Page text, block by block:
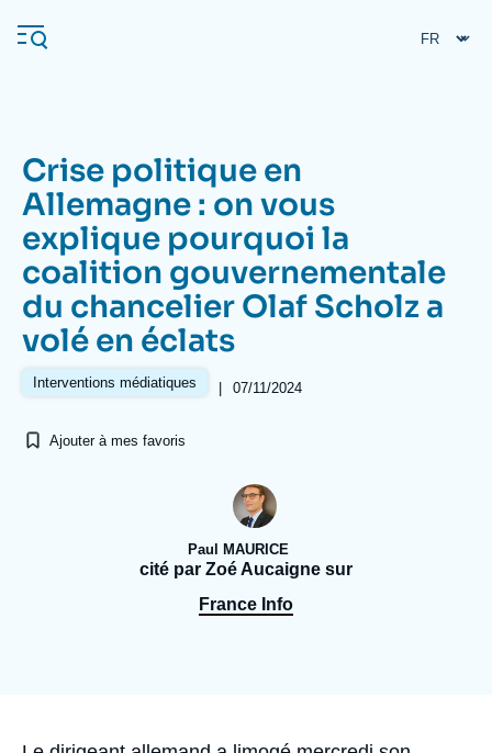
au
contenu
Navigation
principale
L'Ifri
Analyses
Événements
Se connecter
Nous soutenir
À propos de l'Ifri
L'Ifri en bref
Recherches fréquentes
Proche-Orient
Crise politique en
Allemagne : on vous
explique pourquoi la
coalition gouvernementale
du chancelier Olaf Scholz a
volé en éclats
Interventions médiatiques | 07/11/2024
Ajouter à mes favoris
Paul MAURICE
cité par Zoé Aucaigne sur
France Info